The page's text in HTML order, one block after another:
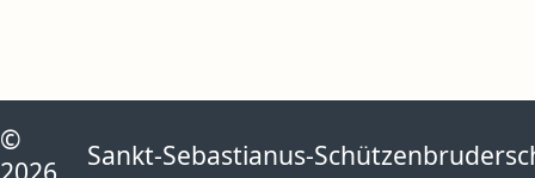
©
Sankt-Sebastianus-